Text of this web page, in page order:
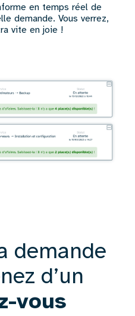
en temps réel de
demande. Vous verrez,
vite en joie !
demande
d’un
vous